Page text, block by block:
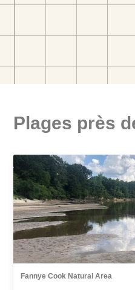
Plages près
Fannye Cook Natural Area